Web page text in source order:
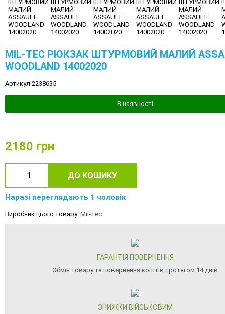
MIL-TEC РЮКЗАК ШТУРМОВИЙ МАЛИЙ
WOODLAND 14002020
Артикул 2238635
В наявності
2180 грн
ДО КОШИКУ
Наразі переглядають 1 чоловік
Виробник цього товару: Mil-Tec
ГАРАНТІЯ ПОВЕРНЕННЯ
Обмін товару та повернення коштів протягом 14 днів
ЗНИЖКИ ВІЙСЬКОВИМ